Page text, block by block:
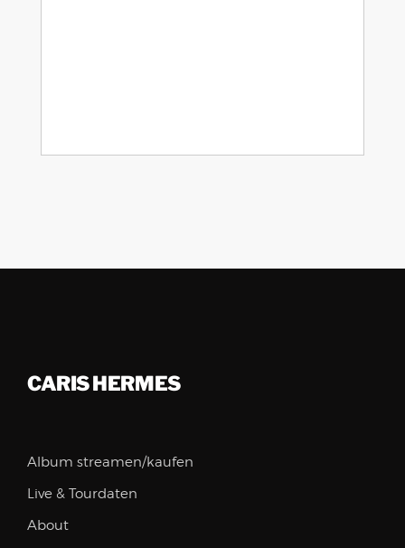
CARIS HERMES
Album streamen/kaufen
Live & Tourdaten
About